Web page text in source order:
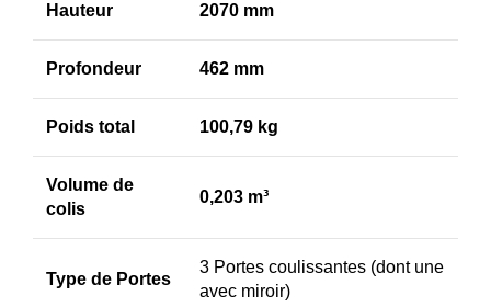
Hauteur 2070 mm
Profondeur 462 mm
Poids total 100,79 kg
Volume de
colis
0,203 m³
Type de Portes
3 Portes coulissantes (dont une
avec miroir)